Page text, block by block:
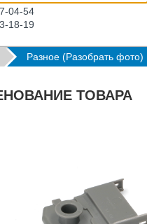
04-54
18-19
Разное (Разобрать фото)
ТОВАРА